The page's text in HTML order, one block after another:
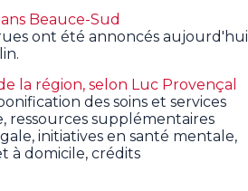
Beauce-Sud
ont été annoncés aujourd'hui
la région, selon Luc Provençal
des soins et services
ressources supplémentaires
initiatives en santé mentale,
à domicile, crédits